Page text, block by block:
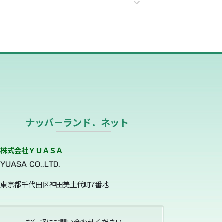
ナッパーランド．ネット
株式会社ＹＵＡＳＡ
YUASA CO.,LTD.
東京都千代田区神田美土代町7番地